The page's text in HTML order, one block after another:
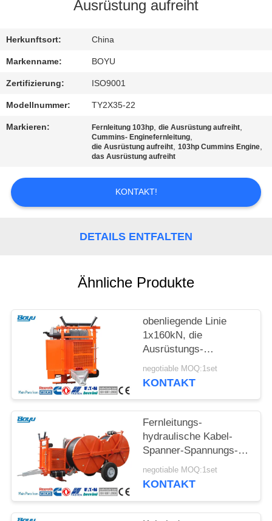
SIE
MIT
UNS
IN
VERBINDUNG
NACHRICHTEN
FORDERN
PRIVACY
POLICY
Ausrüstung aufreiht
Herkunftsort: China
Markenname: BOYU
Zertifizierung: ISO9001
Modellnummer: TY2X35-22
Markieren: Fernleitung 103hp,die Ausrüstung aufreiht,
Cummins- Enginefernleitung,
die Ausrüstung aufreiht,103hp Cummins Engine,
das Ausrüstung aufreiht
KONTAKT!
DETAILS ENTFALTEN
Ähnliche Produkte
obenliegende Linie
1x160kN, die
Ausrüstungs-
hydraulischen Spanner
mit Wasserkühlungs-
negotiable MOQ:1set
KONTAKT
Fernleitungs-
hydraulische Kabel-
Spanner-Spannungs-
Maschine für
obenliegende Linie
negotiable MOQ:1set
KONTAKT